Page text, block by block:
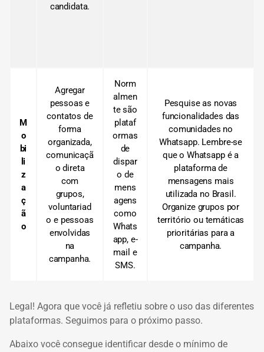
candidata.
M
o
bi
li
z
a
ç
ã
o
Agregar
pessoas e
contatos de
forma
organizada,
comunicaçã
o direta
com
grupos,
voluntariad
o e pessoas
envolvidas
na
campanha.
Norm
almen
te são
plataf
ormas
de
dispar
o de
mens
agens
como
Whats
app, e-
mail e
SMS.
Pesquise as novas
funcionalidades das
comunidades no
Whatsapp. Lembre-se
que o Whatsapp é a
plataforma de
mensagens mais
utilizada no Brasil.
Organize grupos por
território ou temáticas
prioritárias para a
campanha.
Legal! Agora que você já refletiu sobre o uso das diferentes
plataformas. Seguimos para o próximo passo.
Abaixo você consegue identificar desde o mínimo de